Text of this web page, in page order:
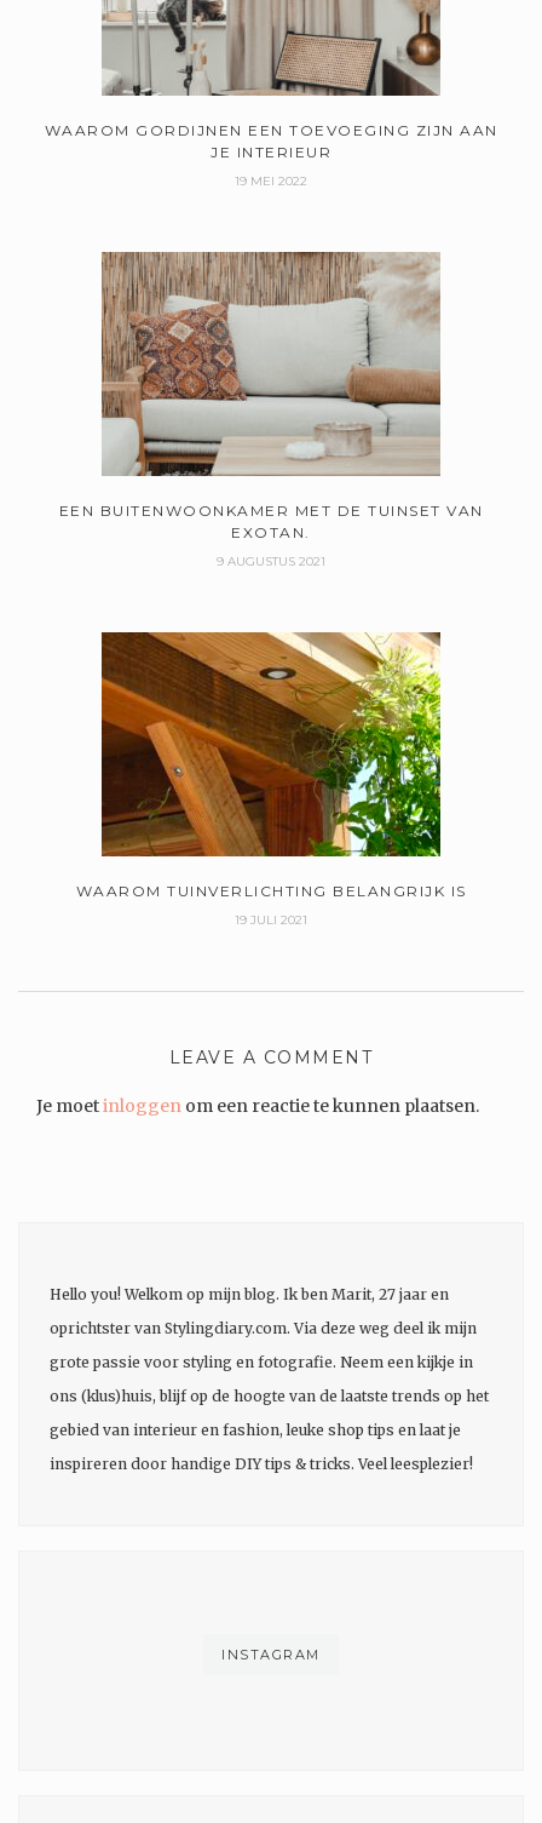
WAAROM GORDIJNEN EEN TOEVOEGING ZIJN AAN
JE INTERIEUR
19 MEI 2022
EEN BUITENWOONKAMER MET DE TUINSET VAN
EXOTAN.
9 AUGUSTUS 2021
WAAROM TUINVERLICHTING BELANGRIJK IS
19 JULI 2021
LEAVE A COMMENT
Je moetinloggen om een reactie te kunnen plaatsen.
Hello you! Welkom op mijn blog. Ik ben Marit, 27 jaar en
oprichtster van Stylingdiary.com. Via deze weg deel ik mijn
grote passie voor styling en fotografie. Neem een kijkje in
ons (klus)huis, blijf op de hoogte van de laatste trends op het
gebied van interieur en fashion, leuke shop tips en laat je
inspireren door handige DIY tips & tricks. Veel leesplezier!
INSTAGRAM